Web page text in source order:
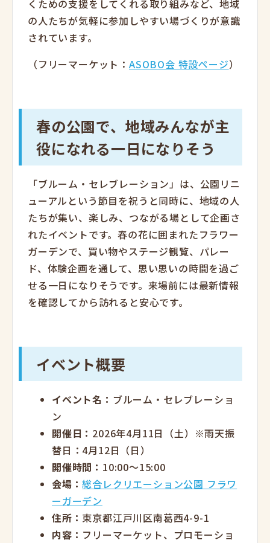
くための支援をしてくれる取り組みなど、地域
の人たちが気軽に参加しやすい場づくりが意識
されています。
（フリーマーケット：ASOBO会 特設ページ）
春の公園で、地域みんなが主
役になれる一日になりそう
「ブルーム・セレブレーション」は、公園リニ
ューアルという節目を祝うと同時に、地域の人
たちが集い、楽しみ、つながる場として企画さ
れたイベントです。春の花に囲まれたフラワー
ガーデンで、買い物やステージ観覧、パレー
ド、体験企画を通して、思い思いの時間を過ご
せる一日になりそうです。来場前には最新情報
を確認してから訪れると安心です。
イベント概要
イベント名： ブルーム・セレブレーショ
ン
開催日： 2026年4月11日（土）※雨天振
替日：4月12日（日）
開催時間： 10:00～15:00
会場：総合レクリエーション公園 フラワ
ーガーデン
住所： 東京都江戸川区南葛西4-9-1
内容： フリーマーケット、プロモーショ